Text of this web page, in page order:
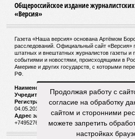
Общероссийское издание
«Версия»
Газета «Наша версия» основана Артёмом
расследований. Официальный сайт «Версия»
штатных и внештатных журналистов газеты и
событиями и новостями, происходящими в
Америке и других государств, с которыми
РФ.
Наименование:
Учредитель:
ООО «Версия»,Главный
Регистрационный номер Роскомнадзора:
04.05.2018 г.
Адрес электронной почты и телефон
+74952760348
Продолжая работу с
согласие на обработку
сайтом и сторонними
можете запретить
настройках